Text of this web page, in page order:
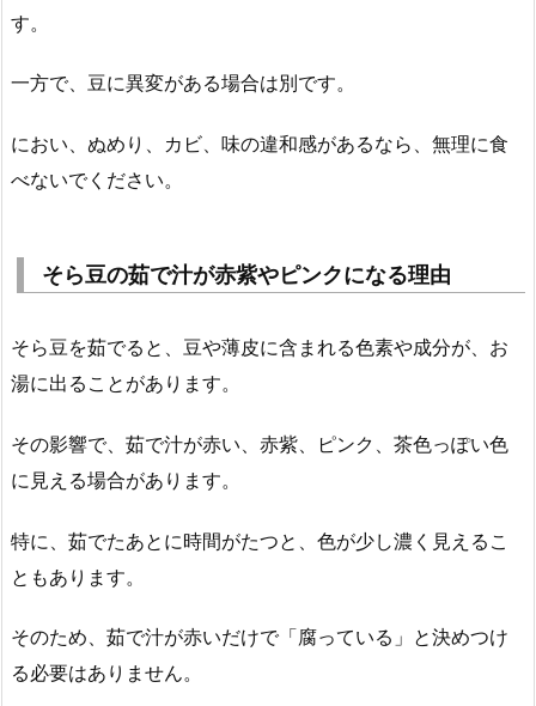
す。
一方で、豆に異変がある場合は別です。
におい、ぬめり、カビ、味の違和感があるなら、無理に食
べないでください。
そら豆の茹で汁が赤紫やピンクになる理由
そら豆を茹でると、豆や薄皮に含まれる色素や成分が、お
湯に出ることがあります。
その影響で、茹で汁が赤い、赤紫、ピンク、茶色っぽい色
に見える場合があります。
特に、茹でたあとに時間がたつと、色が少し濃く見えるこ
ともあります。
そのため、茹で汁が赤いだけで「腐っている」と決めつけ
る必要はありません。